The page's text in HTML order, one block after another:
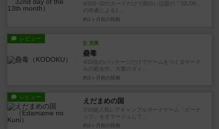
6/101~32のカードだけで面白い話題の「32LDK」
の作者による1...
約1ヶ月前 の投稿
レビュー
充実
蠱毒
4/10缶のパッケージだけでゲームをつくるサーク
ルの処女作。大量のダイ...
約2ヶ月前 の投稿
レビュー えだまめの国
7/10超人気レアギャンブルボードゲーム「ピーナ
ッツ」をオマージュして...
約2ヶ月前 の投稿